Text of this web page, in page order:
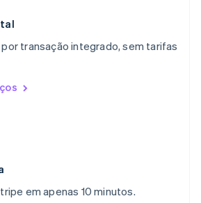
transação integrado, sem tarifas
em apenas 10 minutos.
China